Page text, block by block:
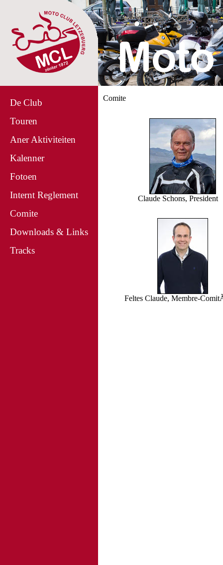
De Club
Touren
Aner Aktiviteiten
Kalenner
Fotoen
Internt Reglement
Comite
Downloads & Links
Tracks
Comite
Claude Schons, President
Feltes Claude, Membre-